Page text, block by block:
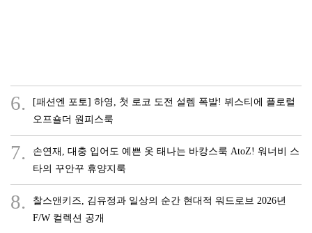
6.
[패션엔 포토] 하영, 첫 로코 도전 설렘 폭발! 뷔스티에 플로럴
오프숄더 원피스룩
7.
손연재, 대충 입어도 예쁜 옷 태나는 바캉스룩 AtoZ! 워너비 스
타의 꾸안꾸 휴양지룩
8.
찰스앤키즈, 김유정과 일상의 순간 현대적 워드로브 2026년
F/W 컬렉션 공개